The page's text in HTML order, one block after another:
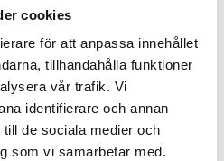
cookies
för att anpassa innehållet
tillhandahålla funktioner
vår trafik. Vi
identifierare och annan
de sociala medier och
som vi samarbetar med.
lives a couple namned
40 Alskan Huskys. They offer
and the summer.